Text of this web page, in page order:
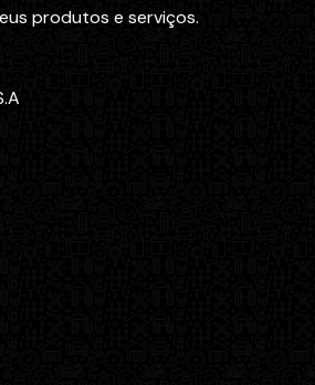
produtos e serviços.